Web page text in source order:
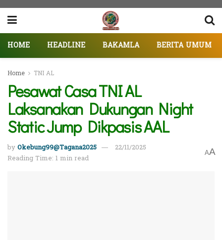
HOME HEADLINE BAKAMLA BERITA UMUM
Home TNI AL
Pesawat Casa TNI AL
Laksanakan Dukungan Night
Static Jump Dikpasis AAL
byOkebung99@Tagana2025
22/11/2025
Reading Time: 1 min read
AA